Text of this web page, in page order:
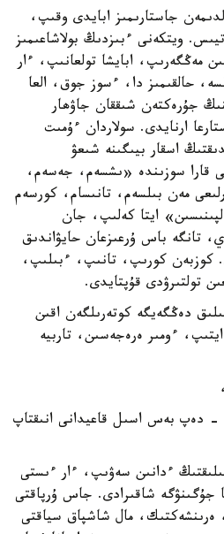
جاستارىمىز ابايدى وقىپ،
ويتكەنى ءبىزدىڭ بولاشاعىمىز
مەڭگەرىپ، ابايشا تولعانىپ، ءار
حالقىمىز دا، ءسوز جوق، العا
جۇرەكتەن شىققان جاۋھار
ارنايدى. سولاردان ءۇمىت
اسقار بيىگىنە شىعۋ
قارا سوزىندە «ىشسەم، جەسەم،
مەن بىلسەم، تانىسام، كورسەم
ايتا كەلىپ، جان
تانگە باس ۇرعىزعان حايۋاندىق
كوزبەن كورىپ، تانىپ، ءبىلىپ،
تولتىرۋدى قۇپتايدى.
دەڭگەيگە كوتەرىلگەن اقىن
ءومىر ەرەجەسىن، تاربيە
- دەپ بەس اسىل قاعيدانى انىقتاپ
ءدانىن سەۋىپ، ءار ءىستى
جۇگىنۋگە شاقىرادى. جاس ۇرپاقتى
ەرىنشەكتىك، مال شاشپاق سياقتى